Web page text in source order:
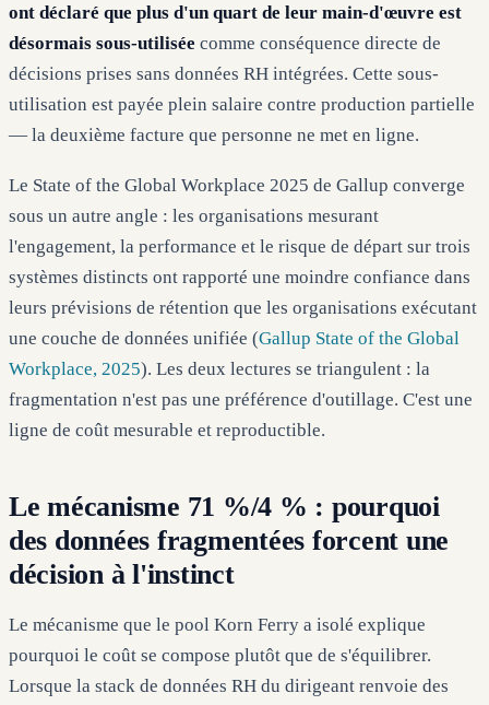
ont déclaré que plus d'un quart de leur main-d'œuvre est
désormais sous-utilisée comme conséquence directe de
décisions prises sans données RH intégrées. Cette sous-
utilisation est payée plein salaire contre production partielle
— la deuxième facture que personne ne met en ligne.
Le State of the Global Workplace 2025 de Gallup converge
sous un autre angle : les organisations mesurant
l'engagement, la performance et le risque de départ sur trois
systèmes distincts ont rapporté une moindre confiance dans
leurs prévisions de rétention que les organisations exécutant
une couche de données unifiée (Gallup State of the Global
Workplace, 2025). Les deux lectures se triangulent : la
fragmentation n'est pas une préférence d'outillage. C'est une
ligne de coût mesurable et reproductible.
Le mécanisme 71 %/4 % : pourquoi
des données fragmentées forcent une
décision à l'instinct
Le mécanisme que le pool Korn Ferry a isolé explique
pourquoi le coût se compose plutôt que de s'équilibrer.
Lorsque la stack de données RH du dirigeant renvoie des